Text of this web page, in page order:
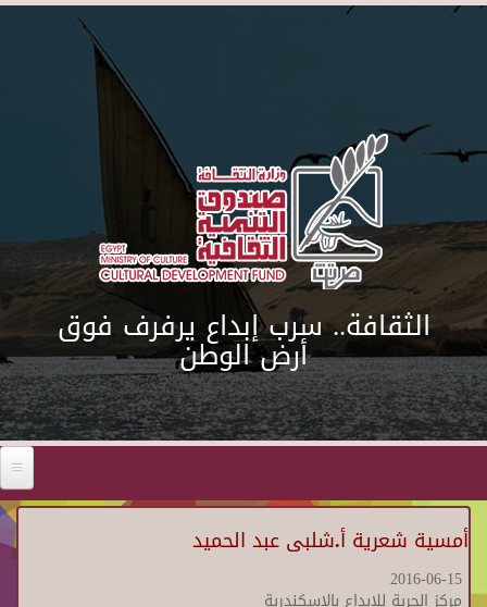
Skip to main content
الثقافة.. سرب إبداع يرفرف فوق
أرض الوطن
أمسية شعرية أ.شلبى عبد الحميد
2016-06-15
مركز الحرية للإبداع بالإسكندرية